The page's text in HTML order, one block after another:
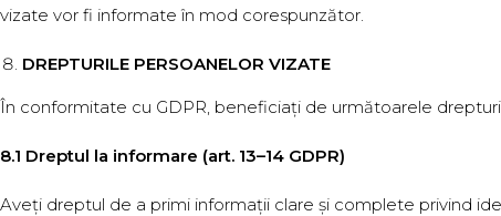
vizate vor fi informate în mod corespunzător.
DREPTURILE PERSOANELOR VIZATE
În conformitate cu GDPR, beneficiați de următoarele
8.1 Dreptul la informare (art. 13–14 GDPR)
Aveți dreptul de a primi informații clare și complete privind